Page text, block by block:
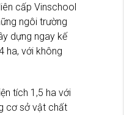
cấp Vinschool
ngôi trường
dựng ngay kế
ha, với không
tích 1,5 ha với
cơ sở vật chất